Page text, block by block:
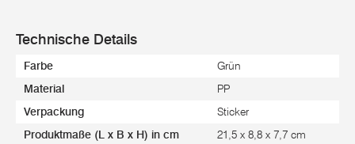
Technische Details
Farbe Grün
Material PP
Verpackung Sticker
Produktmaße (L x B x H) in cm 21,5 x 8,8 x 7,7 cm